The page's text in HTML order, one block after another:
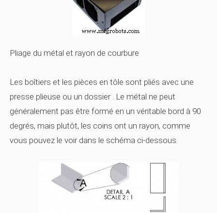
Pliage du métal et rayon de courbure
Les boîtiers et les pièces en tôle sont pliés avec une
presse plieuse ou un dossier. Le métal ne peut
généralement pas être formé en un véritable bord à 90
degrés, mais plutôt, les coins ont un rayon, comme
vous pouvez le voir dans le schéma ci-dessous.